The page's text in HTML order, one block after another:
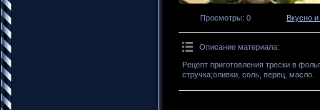
Просмотры: 0 Вкусно
Описание материала:
Рецепт приготовления трески в
стручка;оливки, соль, перец, масло.